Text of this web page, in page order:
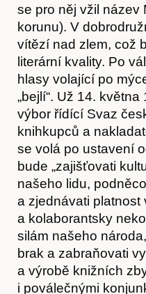
se pro něj vžil název
korunu). V
vítězí nad zlem, což
literární kvality. Po
hlasy volající po
„bejlí“. Už 14.
výbor řídící Svaz
knihkupců a
se volá po ustavení
bude „zajišťovati
našeho lidu,
a zjednávati platnost
a kolaborantsky
silám našeho
brak a zabraňovati
a výrobě knižních
i poválečnými